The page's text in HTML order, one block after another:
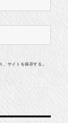
サイトを保存する。